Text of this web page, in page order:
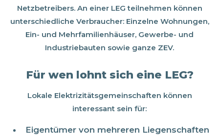
Netzbetreibers. An einer LEG teilnehmen können
unterschiedliche Verbraucher: Einzelne Wohnungen,
Ein- und Mehrfamilienhäuser, Gewerbe- und
Industriebauten sowie ganze ZEV.
Für wen lohnt sich eine LEG?
Lokale Elektrizitätsgemeinschaften können
interessant sein für:
Eigentümer von mehreren Liegenschaften